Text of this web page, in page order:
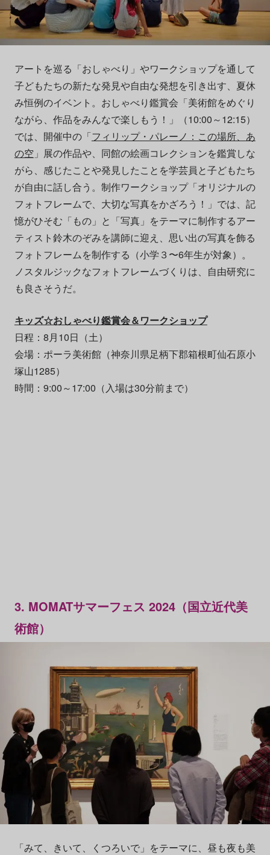
アートを巡る「おしゃべり」やワークショップを通して
子どもたちの新たな発見や自由な発想を引き出す、夏休
み恒例のイベント。おしゃべり鑑賞会「美術館をめぐり
ながら、作品をみんなで楽しもう！」（10:00～12:15）
では、開催中の「フィリップ・パレーノ：この場所、あ
の空 」展の作品や、同館の絵画コレクションを鑑賞しな
がら、感じたことや発見したことを学芸員と子どもたち
が自由に話し合う。制作ワークショップ「オリジナルの
フォトフレームで、大切な写真をかざろう！」では、記
憶がひそむ「もの」と「写真」をテーマに制作するアー
ティスト鈴木のぞみを講師に迎え、思い出の写真を飾る
フォトフレームを制作する（小学３〜6年生が対象）。
ノスタルジックなフォトフレームづくりは、自由研究に
も良さそうだ。
キッズ☆おしゃべり鑑賞会＆ワークショップ
日程：8月10日（土）
会場：ポーラ美術館（神奈川県⾜柄下郡箱根町仙⽯原小
塚山1285）
時間：9:00～17:00（入場は30分前まで）
3. MOMATサマーフェス 2024（国立近代美
術館）
「みて、きいて、くつろいで」をテーマに、昼も夜も美